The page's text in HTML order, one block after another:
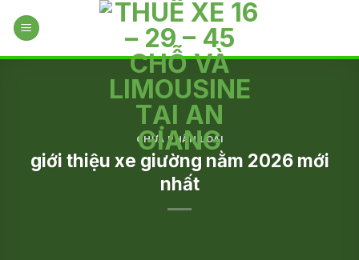
CHƯA PHÂN LOẠI
giới thiệu xe giường nằm 2026 mới
nhất